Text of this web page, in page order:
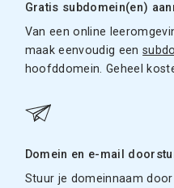
Gratis subdomein(en)
Van een online
maak eenvoudig een
hoofddomein. Geheel
Domein en e-mail
Stuur je domeinnaam